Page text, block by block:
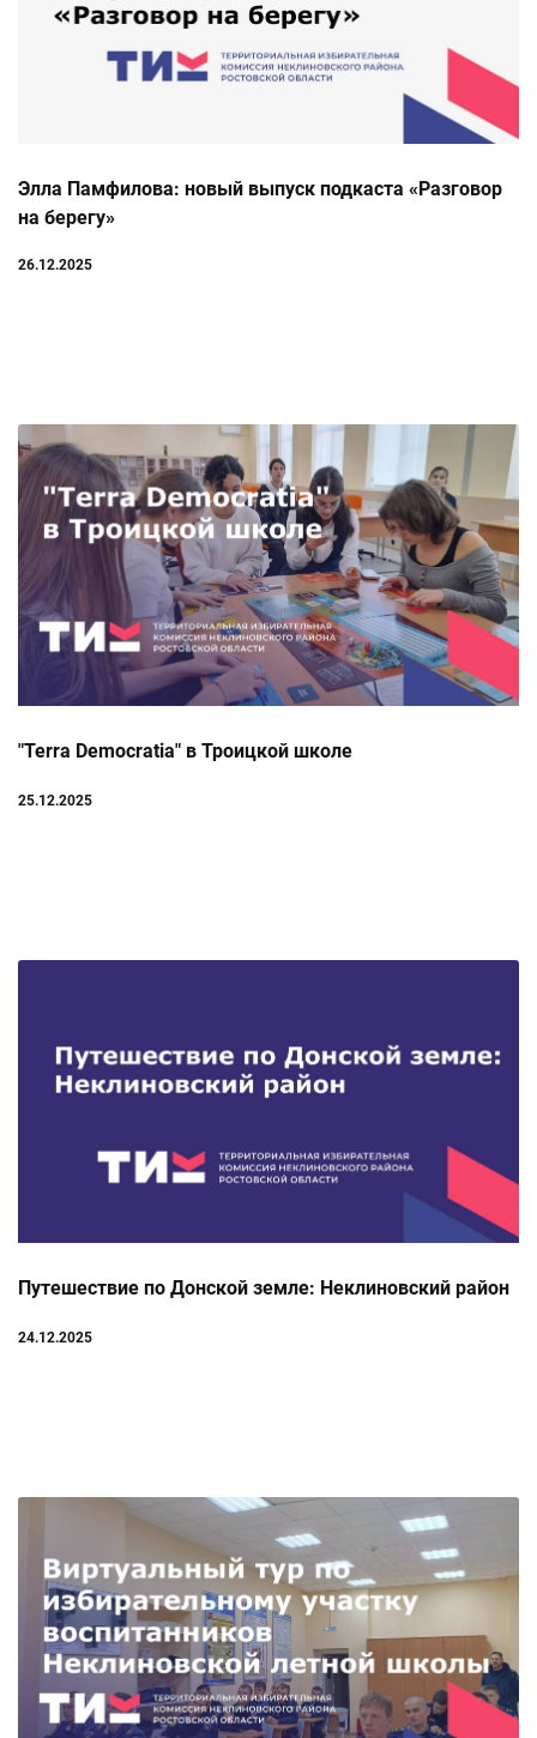
Элла Памфилова: новый выпуск подкаста «Разговор
на берегу»
26.12.2025
"Terra Democratia" в Троицкой школе
25.12.2025
Путешествие по Донской земле: Неклиновский район
24.12.2025